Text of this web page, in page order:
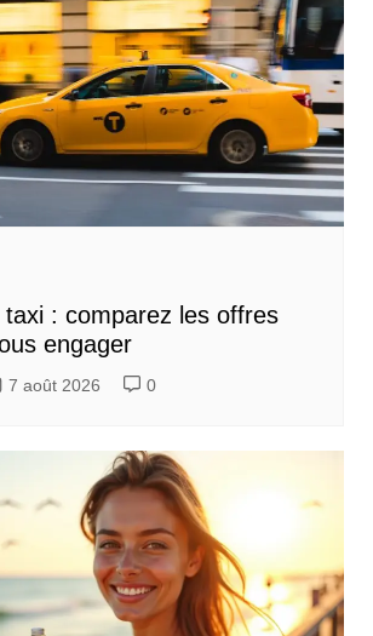
: comparez les offres
engager
7 août 2026 0